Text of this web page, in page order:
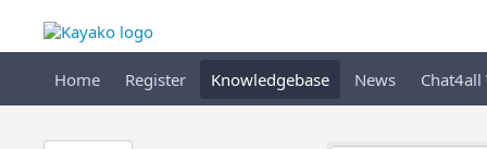
Home Register Knowledgebase News Chat4all